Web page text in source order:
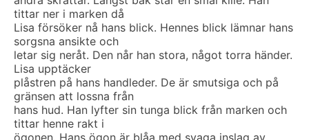
tittar ner i marken då
Lisa försöker nå hans blick. Hennes blick lämnar hans
sorgsna ansikte och
letar sig neråt. Den når han stora, något torra händer.
Lisa upptäcker
plåstren på hans handleder. De är smutsiga och på
gränsen att lossna från
hans hud. Han lyfter sin tunga blick från marken och
tittar henne rakt i
ögonen. Hans ögon är blåa med svaga inslag av